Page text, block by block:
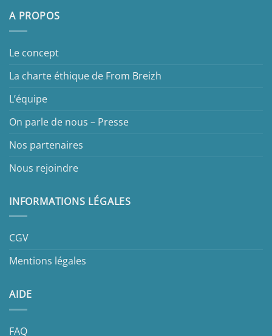
A PROPOS
Le concept
La charte éthique de From Breizh
L’équipe
On parle de nous – Presse
Nos partenaires
Nous rejoindre
INFORMATIONS LÉGALES
CGV
Mentions légales
AIDE
FAQ